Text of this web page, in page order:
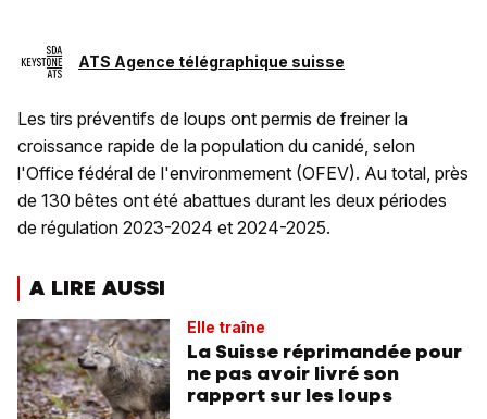
ATS Agence télégraphique suisse
Les tirs préventifs de loups ont permis de freiner la
croissance rapide de la population du canidé, selon
l'Office fédéral de l'environmement (OFEV). Au total, près
de 130 bêtes ont été abattues durant les deux périodes
de régulation 2023-2024 et 2024-2025.
A LIRE AUSSI
Elle traîne
La Suisse réprimandée pour
ne pas avoir livré son
rapport sur les loups